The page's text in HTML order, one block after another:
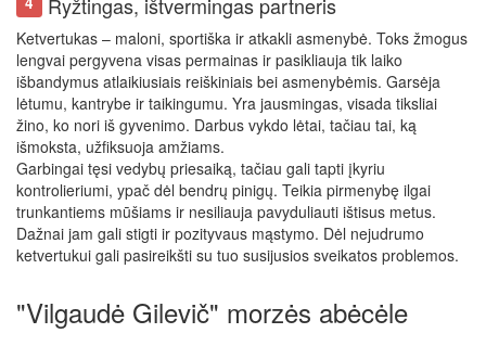
Ketvertukas – maloni, sportiška ir atkakli asmenybė. Toks žmogus
lengvai pergyvena visas permainas ir pasikliauja tik laiko
išbandymus atlaikiusiais reiškiniais bei asmenybėmis. Garsėja
lėtumu, kantrybe ir taikingumu. Yra jausmingas, visada tiksliai
žino, ko nori iš gyvenimo. Darbus vykdo lėtai, tačiau tai, ką
išmoksta, užfiksuoja amžiams.
Garbingai tęsi vedybų priesaiką, tačiau gali tapti įkyriu
kontrolieriumi, ypač dėl bendrų pinigų. Teikia pirmenybę ilgai
trunkantiems mūšiams ir nesiliauja pavyduliauti ištisus metus.
Dažnai jam gali stigti ir pozityvaus mąstymo. Dėl nejudrumo
ketvertukui gali pasireikšti su tuo susijusios sveikatos problemos.
"Vilgaudė Gilevič" morzės abėcėle